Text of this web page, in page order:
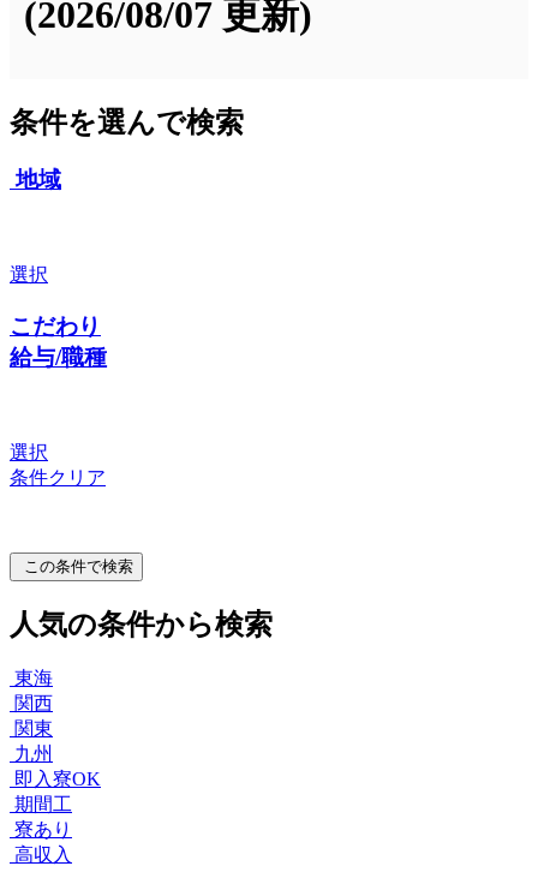
(2026/08/07 更新)
条件を選んで検索
地域
選択
こだわり
給与/職種
選択
条件クリア
この条件で検索
人気の条件から検索
東海
関西
関東
九州
即入寮OK
期間工
寮あり
高収入